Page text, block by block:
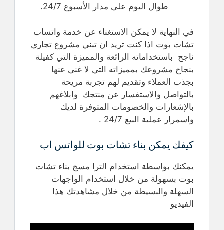
طوال اليوم على مدار الأسبوع 24/7.
في النهاية لا يمكن الاستغناء عن خدمة واتساب
تشات بوت اذا كنت تريد ان تبني مشروع تجاري
ناجح باستخداماته الرائعة والمميزة التي كفيلة
بنجاح مشروعك بمميزاته التي لا غنى عنها
بجذب العملاء وتقديم لهم تجربة مريحة
بالتواصل والاستفسار عن منتجك وابلاغهم
بالإشعارات والخصومات المتوفرة لديك
واسمرار عملية البيع 24/7 .
كيفك يمكن بناء تشات بوت للواتس اب
يمكنك بواسطة استخدام الترا مسج بناء تشات
بوت بسهولة من خلال استخدام الواجهات
السهلة والبسيطة من خلال مشاهدتك هذا
الفيديو